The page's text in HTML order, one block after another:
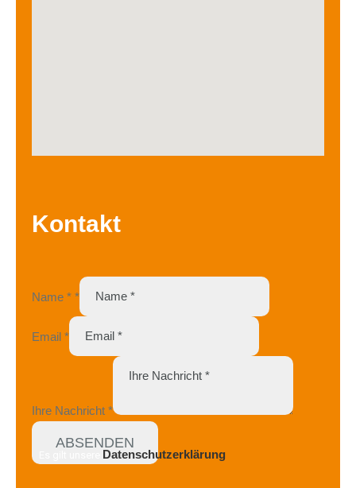
Kontakt
Name * *
Email *
Ihre Nachricht *
ABSENDEN
Es gilt unsere Datenschutzerklärung